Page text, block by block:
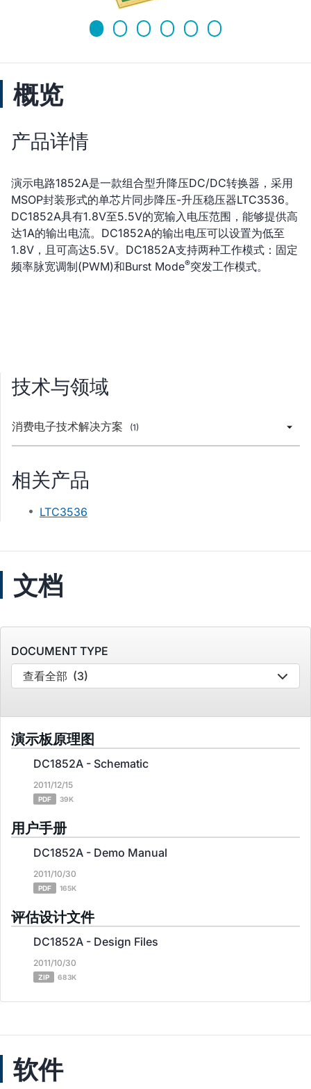
概览
产品详情
演示电路1852A是一款组合型升降压DC/DC转换器，采用
MSOP封装形式的单芯片同步降压-升压稳压器LTC3536。
DC1852A具有1.8V至5.5V的宽输入电压范围，能够提供高
达1A的输出电流。DC1852A的输出电压可以设置为低至
1.8V，且可高达5.5V。DC1852A支持两种工作模式：固定
频率脉宽调制(PWM)和Burst Mode®突发工作模式。
技术与领域
消费电子技术解决方案 (1)
相关产品
LTC3536
文档
DOCUMENT TYPE
查看全部 (3)
演示板原理图
DC1852A - Schematic
2011/12/15
PDF 39K
用户手册
DC1852A - Demo Manual
2011/10/30
PDF 165K
评估设计文件
DC1852A - Design Files
2011/10/30
ZIP 683K
软件